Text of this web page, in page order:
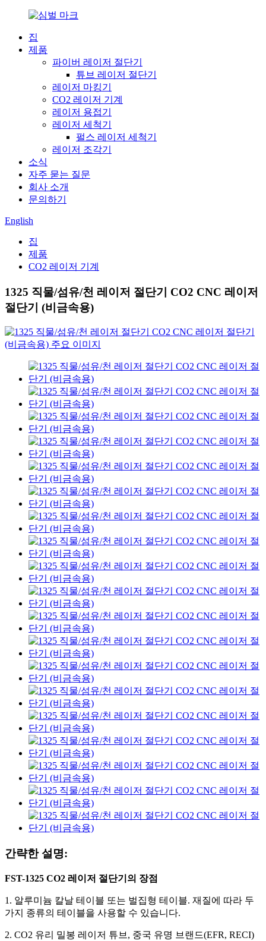
집
제품
파이버 레이저 절단기
튜브 레이저 절단기
레이저 마킹기
CO2 레이저 기계
레이저 용접기
레이저 세척기
펄스 레이저 세척기
레이저 조각기
소식
자주 묻는 질문
회사 소개
문의하기
English
집
제품
CO2 레이저 기계
1325 직물/섬유/천 레이저 절단기 CO2 CNC 레이저
절단기 (비금속용)
간략한 설명:
FST-1325 CO2 레이저 절단기의 장점
1. 알루미늄 칼날 테이블 또는 벌집형 테이블. 재질에 따라 두
가지 종류의 테이블을 사용할 수 있습니다.
2. CO2 유리 밀봉 레이저 튜브, 중국 유명 브랜드(EFR, RECI)